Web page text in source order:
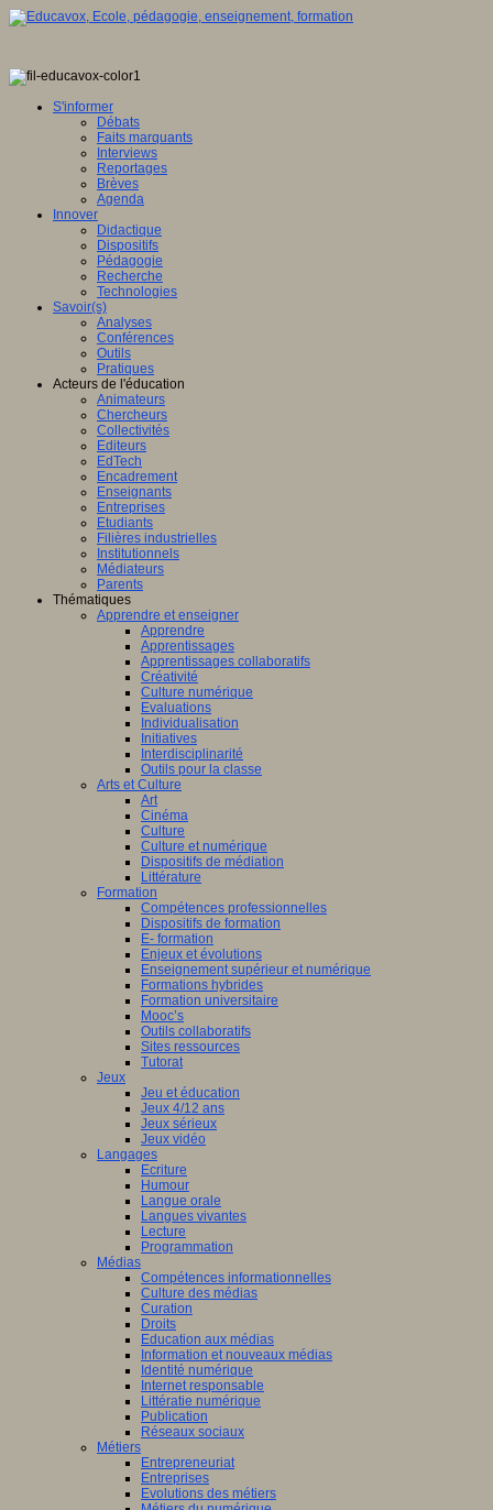
S'informer
Débats
Faits marquants
Interviews
Reportages
Brèves
Agenda
Innover
Didactique
Dispositifs
Pédagogie
Recherche
Technologies
Savoir(s)
Analyses
Conférences
Outils
Pratiques
Acteurs de l'éducation
Animateurs
Chercheurs
Collectivités
Editeurs
EdTech
Encadrement
Enseignants
Entreprises
Etudiants
Filières industrielles
Institutionnels
Médiateurs
Parents
Thématiques
Apprendre et enseigner
Apprendre
Apprentissages
Apprentissages collaboratifs
Créativité
Culture numérique
Evaluations
Individualisation
Initiatives
Interdisciplinarité
Outils pour la classe
Arts et Culture
Art
Cinéma
Culture
Culture et numérique
Dispositifs de médiation
Littérature
Formation
Compétences professionnelles
Dispositifs de formation
E- formation
Enjeux et évolutions
Enseignement supérieur et numérique
Formations hybrides
Formation universitaire
Mooc’s
Outils collaboratifs
Sites ressources
Tutorat
Jeux
Jeu et éducation
Jeux 4/12 ans
Jeux sérieux
Jeux vidéo
Langages
Ecriture
Humour
Langue orale
Langues vivantes
Lecture
Programmation
Médias
Compétences informationnelles
Culture des médias
Curation
Droits
Education aux médias
Information et nouveaux médias
Identité numérique
Internet responsable
Littératie numérique
Publication
Réseaux sociaux
Métiers
Entrepreneuriat
Entreprises
Evolutions des métiers